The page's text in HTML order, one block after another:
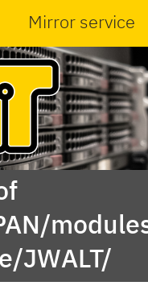
Mirror service
JWALT/